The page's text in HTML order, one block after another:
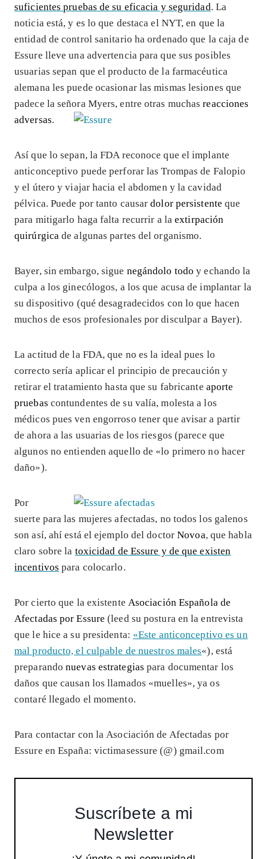
suficientes pruebas de su eficacia y seguridad. La
noticia está, y es lo que destaca el NYT, en que la
entidad de control sanitario ha ordenado que la caja de
Essure lleve una advertencia para que sus posibles
usuarias sepan que el producto de la farmacéutica
alemana les puede ocasionar las mismas lesiones que
padece la señora Myers, entre otras muchasreacciones
adversas.
Así que lo sepan, la FDA reconoce que el implante
anticonceptivo puede perforar las Trompas de Falopio
y el útero y viajar hacia el abdomen y la cavidad
pélvica. Puede por tanto causardolor persistente que
para mitigarlo haga falta recurrir a laextirpación
quirúrgica de algunas partes del organismo.
Bayer, sin embargo, sigue negándolo todo y echando la
culpa a los ginecólogos, a los que acusa de implantar la
su dispositivo (qué desagradecidos con lo que hacen
muchos de esos profesionales por disculpar a Bayer).
La actitud de la FDA, que no es la ideal pues lo
correcto sería aplicar el principio de precaución y
retirar el tratamiento hasta que su fabricante aporte
pruebas contundentes de su valía, molesta a los
médicos pues ven engorroso tener que avisar a partir
de ahora a las usuarias de los riesgos (parece que
algunos no entienden aquello de «lo primero no hacer
daño»).
Por
suerte para las mujeres afectadas, no todos los galenos
son así, ahí está el ejemplo del doctorNovoa, que habla
claro sobre la toxicidad de Essure y de que existen
incentivos para colocarlo.
Por cierto que la existente Asociación Española de
Afectadas por Essure (leed su postura en la entrevista
que le hice a su presidenta: «Este anticonceptivo es un
mal producto, el culpable de nuestros males«), está
preparandonuevas estrategias para documentar los
daños que causan los llamados «muelles», ya os
contaré llegado el momento.
Para contactar con la Asociación de Afectadas por
Essure en España: victimasessure (@) gmail.com
Suscríbete a mi
Newsletter